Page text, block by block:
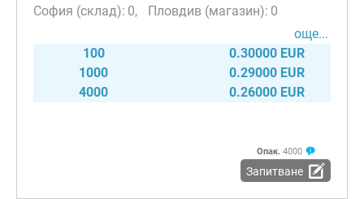
0
0
още...
100
0.30000 EUR
1000
0.29000 EUR
4000
0.26000 EUR
Опак. 4000
Запитване